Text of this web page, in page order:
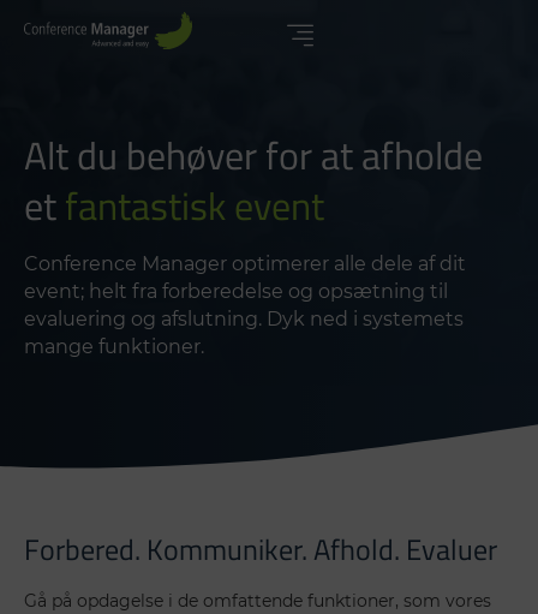
Alt du behøver for at afholde
etfantastisk event
Conference Manager optimerer alle dele af dit
event; helt fra forberedelse og opsætning til
evaluering og afslutning. Dyk ned i systemets
mange funktioner.
Forbered. Kommuniker. Afhold. Evaluer
Gå på opdagelse i de omfattende funktioner, som vores